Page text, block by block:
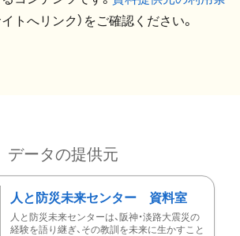
イトへリンク）をご確認ください。
データの提供元
人と防災未来センター 資料室
人と防災未来センターは、阪神・淡路大震災の
経験を語り継ぎ、その教訓を未来に生かすこと